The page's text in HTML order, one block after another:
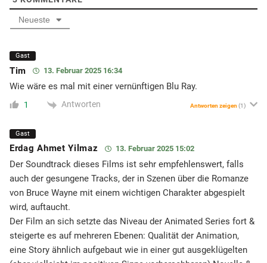
Neueste
Gast
Tim 13. Februar 2025 16:34
Wie wäre es mal mit einer vernünftigen Blu Ray.
1 Antworten Antworten zeigen (1)
Gast
Erdag Ahmet Yilmaz 13. Februar 2025 15:02
Der Soundtrack dieses Films ist sehr empfehlenswert, falls
auch der gesungene Tracks, der in Szenen über die Romanze
von Bruce Wayne mit einem wichtigen Charakter abgespielt
wird, auftaucht.
Der Film an sich setzte das Niveau der Animated Series fort &
steigerte es auf mehreren Ebenen: Qualität der Animation,
eine Story ähnlich aufgebaut wie in einer gut ausgeklügelten